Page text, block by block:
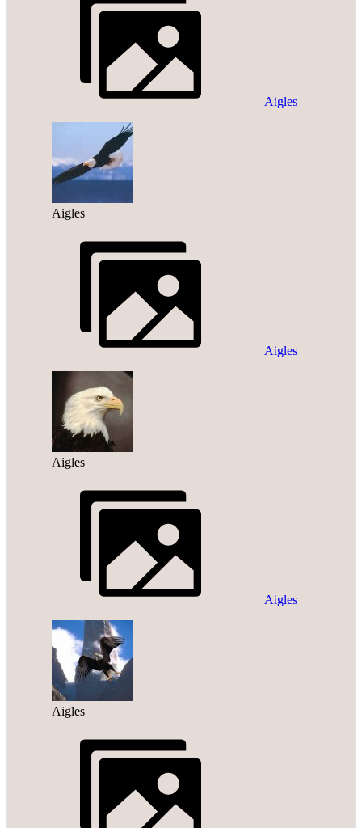
Aigles
Aigles
Aigles
Aigles
Aigles
Aigles